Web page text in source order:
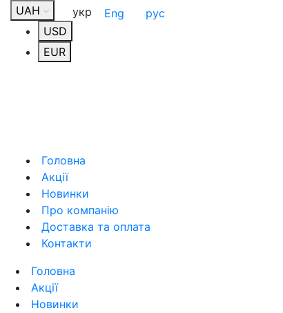
UAH
USD
EUR
укр Eng рус
Головна
Акції
Новинки
Про компанію
Доставка та оплата
Контакти
Головна
Акції
Новинки